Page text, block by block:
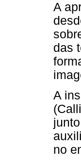
A
das
A
no